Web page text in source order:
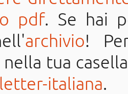
pdf. Se hai
archivio!
tua
italiana.